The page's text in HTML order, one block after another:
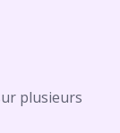
plusieurs